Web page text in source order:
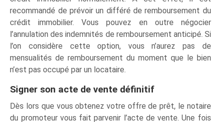
recommandé de prévoir un différé de remboursement du
crédit immobilier. Vous pouvez en outre négocier
l’annulation des indemnités de remboursement anticipé. Si
l’on considère cette option, vous n’aurez pas de
mensualités de remboursement du moment que le bien
n’est pas occupé par un locataire.
Signer son acte de vente définitif
Dès lors que vous obtenez votre offre de prêt, le notaire
du promoteur vous fait parvenir l’acte de vente. Une fois